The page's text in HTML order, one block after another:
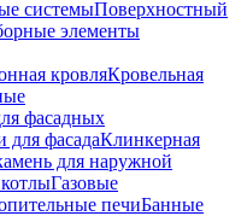
системыПоверхностный
элементы
кровляКровельная
фасадных
для фасадаКлинкерная
для наружной
Газовые
печиБанные